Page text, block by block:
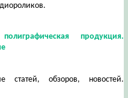
продукция.
статей, обзоров, новостей.